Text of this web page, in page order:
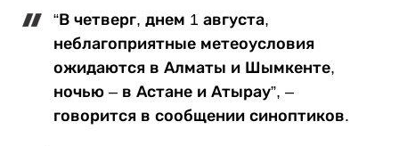
“В четверг, днем 1 августа,
неблагоприятные метеоусловия
ожидаются в Алматы и Шымкенте,
ночью – в Астане и Атырау”, –
говорится в сообщении синоптиков.